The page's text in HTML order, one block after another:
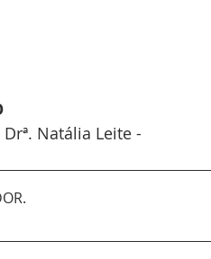
Natália Leite -
.